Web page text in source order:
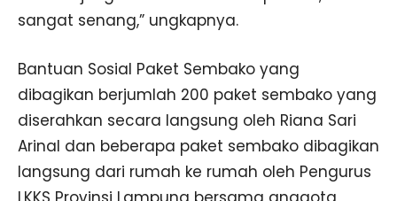
sangat senang,” ungkapnya.
Bantuan Sosial Paket Sembako yang
dibagikan berjumlah 200 paket sembako yang
diserahkan secara langsung oleh Riana Sari
Arinal dan beberapa paket sembako dibagikan
langsung dari rumah ke rumah oleh Pengurus